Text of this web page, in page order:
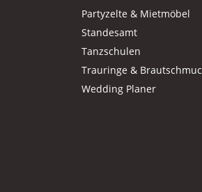
Partyzelte & Mietmöbel
Standesamt
Tanzschulen
Trauringe &
Wedding Planer